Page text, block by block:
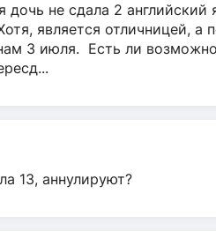
не сдала 2 английский
является отличницей, а
3 июля. Есть ли
13, аннулируют?